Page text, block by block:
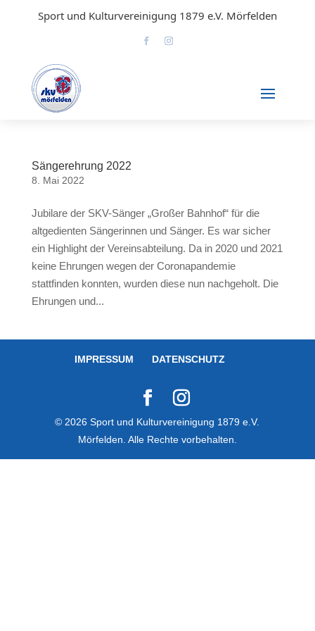
Sport und Kulturvereinigung 1879 e.V. Mörfelden
Sängerehrung 2022
8. Mai 2022
Jubilare der SKV-Sänger „Großer Bahnhof“ für die
altgedienten Sängerinnen und Sänger. Es war sicher
ein Highlight der Vereinsabteilung. Da in 2020 und 2021
keine Ehrungen wegen der Coronapandemie
stattfinden konnten, wurden diese nun nachgeholt. Die
Ehrungen und...
IMPRESSUM DATENSCHUTZ
© 2026 Sport und Kulturvereinigung 1879 e.V.
Mörfelden. Alle Rechte vorbehalten.